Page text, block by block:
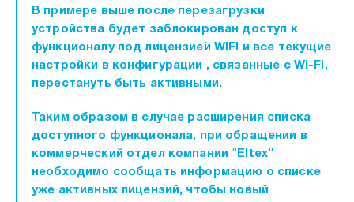
В примере выше после перезагрузки
устройства будет заблокирован доступ к
функционалу под лицензией WIFI и все текущие
настройки в конфигурации , связанные с Wi-Fi,
перестануть быть активными.
Таким образом в случае расширения списка
доступного функционала, при обращении в
коммерческий отдел компании "Eltex"
необходимо сообщать информацию о списке
уже активных лицензий, чтобы новый